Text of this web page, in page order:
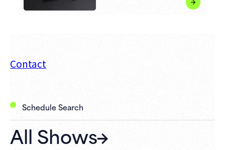
Contact
Schedule Search
All Shows